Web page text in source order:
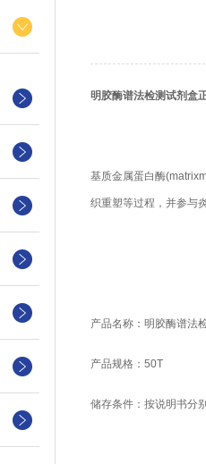
明胶酶谱法检测试剂盒
基质金属蛋白酶
织重塑等过程，并参与
产品名称：明胶酶谱法
产品规格：50T
储存条件：按说明书